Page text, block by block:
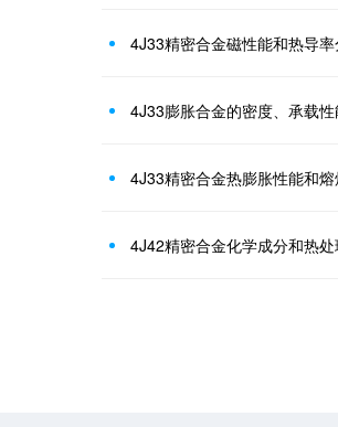
4J33精密合金磁性能和热导
4J33膨胀合金的密度、承载
4J33精密合金热膨胀性能和
4J42精密合金化学成分和热